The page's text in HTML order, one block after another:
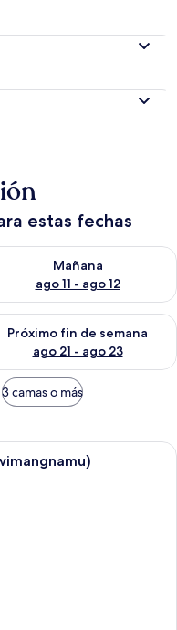
estas fechas
10 - ago 11
Mañana
ago 11 - ago 12
la disponibilidad
de semana ago 14 -
Próximo fin de semana
ago 21 - ago 23
la disponibilidad
3 camas o más
de una cabaña de madera